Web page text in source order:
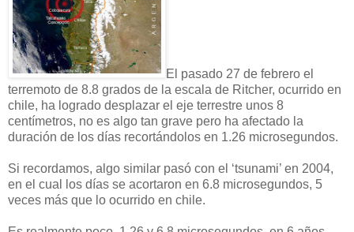
El pasado 27 de febrero el
terremoto de 8.8 grados de la escala de Ritcher, ocurrido en
chile, ha logrado desplazar el eje terrestre unos 8
centímetros, no es algo tan grave pero ha afectado la
duración de los días recortándolos en 1.26 microsegundos.
Si recordamos, algo similar pasó con el ‘tsunami’ en 2004,
en el cual los días se acortaron en 6.8 microsegundos, 5
veces más que lo ocurrido en chile.